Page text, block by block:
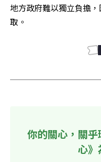
地方政府難以獨立負擔
取。
你的關心，關
心